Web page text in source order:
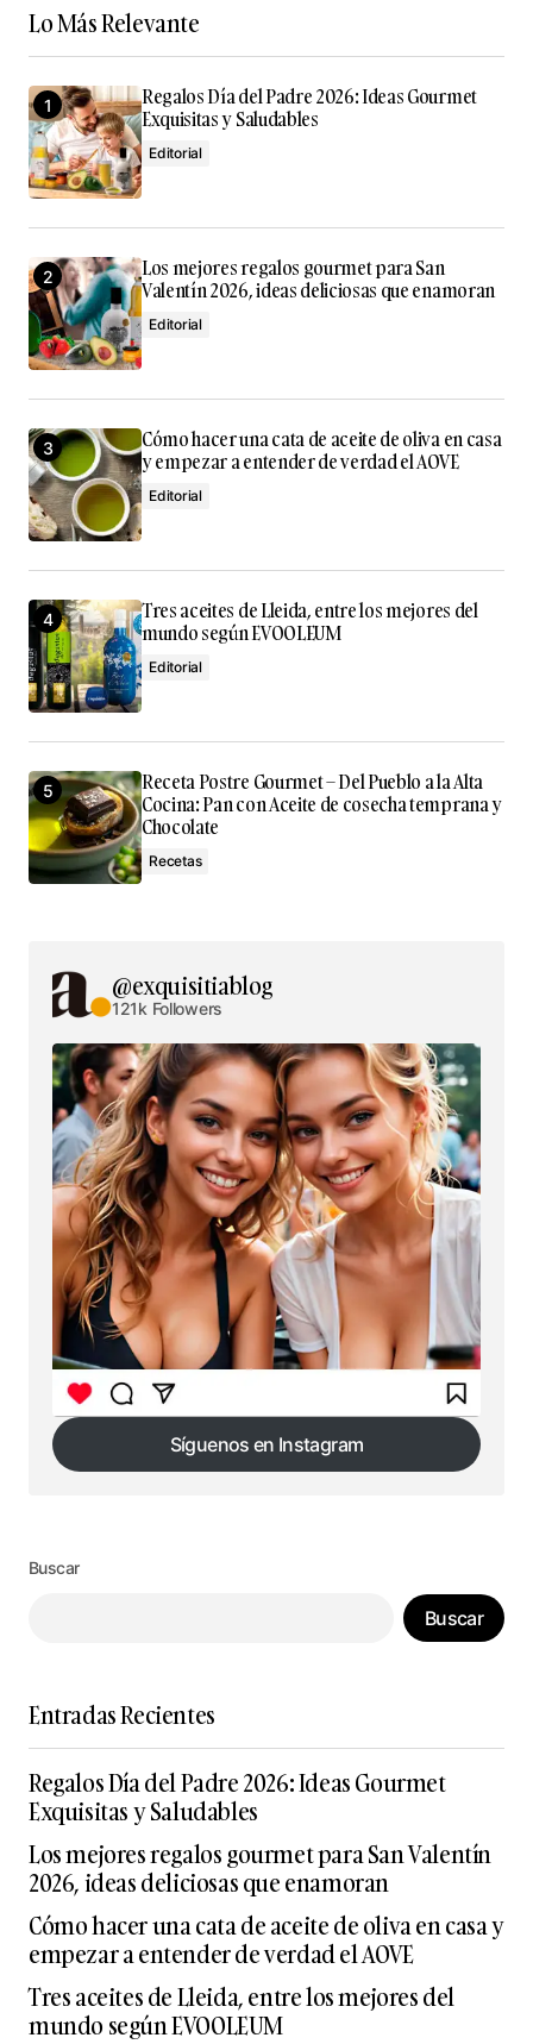
Tu dirección de correo electrónico no será
publicada. Los campos obligatorios están
marcados con*
Comment*
Your Name*
Your E-mail
navegador para la próxima vez que comente.
Submit Comment
Lo Más Relevante
Regalos Día del Padre 2026: Ideas Gourmet
Exquisitas y Saludables
Editorial
Los mejores regalos gourmet para San
Valentín 2026, ideas deliciosas que enamoran
Editorial
Cómo hacer una cata de aceite de oliva en casa
y empezar a entender de verdad el AOVE
Editorial
Tres aceites de Lleida, entre los mejores del
mundo según EVOOLEUM
Editorial
Receta Postre Gourmet – Del Pueblo a la Alta
Cocina: Pan con Aceite de cosecha temprana y
Chocolate
Recetas
@exquisitiablog
121k Followers
Síguenos en Instagram
Síguenos en Instagram
Buscar
Buscar
Entradas Recientes
Regalos Día del Padre 2026: Ideas Gourmet
Exquisitas y Saludables
Los mejores regalos gourmet para San Valentín
2026, ideas deliciosas que enamoran
Cómo hacer una cata de aceite de oliva en casa y
empezar a entender de verdad el AOVE
Tres aceites de Lleida, entre los mejores del
mundo según EVOOLEUM